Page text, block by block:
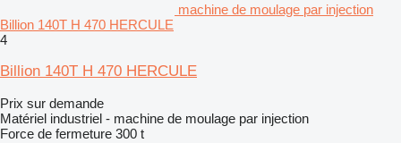
machine de moulage par injection
Billion 140T H 470 HERCULE
4
Billion 140T H 470 HERCULE
Prix sur demande
Matériel industriel - machine de moulage par injection
Force de fermeture 300 t